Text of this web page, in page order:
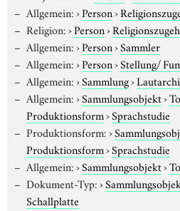
Allgemein:›Person›
Religion:›Person›
Allgemein:›Person›Sammler
Allgemein:›Person›Stellung/
Allgemein:›Sammlung›
Allgemein:›Sammlungsobjekt›
Produktionsform›Sprachstudie
Produktionsform:›
Produktionsform›Sprachstudie
Allgemein:›Sammlungsobjekt›
Dokument-Typ:›
Schallplatte